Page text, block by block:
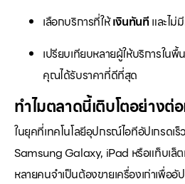
เลือกบริการที่ให้เงินทันทีและไม่
เปรียบเทียบหลายผู้ให้บริการในพื้
คุณได้รับราคาที่ดีที่สุด
ทำไมตลาดนี้เติบโตอย่างต่
ในยุคที่เทคโนโลยีอุปกรณ์ไอทีอัปเกรดเร็
Samsung Galaxy, iPad หรือแท็บเล็
หลายคนจำเป็นต้องขายเครื่องเก่าเพื่ออั